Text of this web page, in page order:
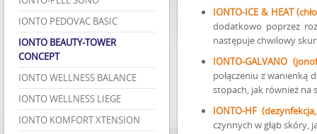
IONTO-ICE & HEAT
dodatkowo poprzez
następuje chwilowy
IONTO-GALVANO
połączeniu z wanienką
stopach, jak również na
IONTO-HF
czynnych w głąb skóry,
IONTO PEDOVAC BASIC
IONTO BEAUTY-TOWER
CONCEPT
IONTO WELLNESS BALANCE
IONTO WELLNESS LIEGE
IONTO KOMFORT XTENSION